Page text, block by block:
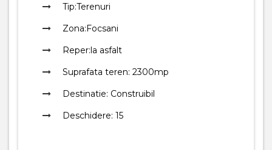
Tip:Terenuri
Zona:Focsani
Reper:la asfalt
Suprafata teren: 2300mp
Destinatie: Construibil
Deschidere: 15